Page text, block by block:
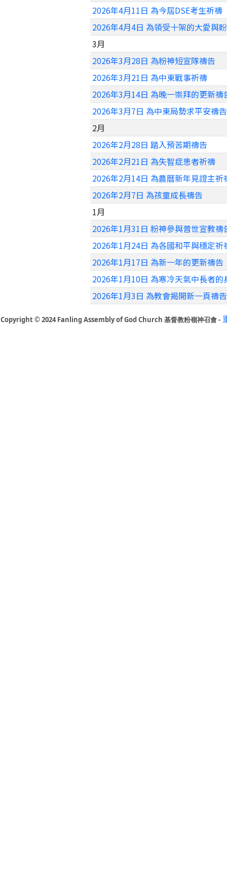
2026年4月11日 為今屆DSE考生祈禱
2026年4月4日 為領受十架的大愛與
3月
2026年3月28日 為粉神短宣隊禱告
2026年3月21日 為中東戰事祈禱
2026年3月14日 為晚一崇拜的更新禱
2026年3月7日 為中東局勢求平安禱告
2月
2026年2月28日 踏入預苦期禱告
2026年2月21日 為失智症患者祈禱
2026年2月14日 為農曆新年見證主祈
2026年2月7日 為孩童成長禱告
1月
2026年1月31日 粉神參與普世宣教禱
2026年1月24日 為各國和平與穩定祈
2026年1月17日 為新一年的更新禱告
2026年1月10日 為寒冷天氣中長者的
2026年1月3日 為教會揭開新一頁禱告
Copyright © 2024 Fanling Assembly of God Church 基督教粉嶺神召會 -